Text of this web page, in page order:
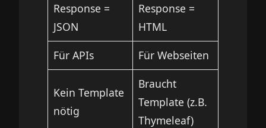
Response =
JSON
Response =
HTML
Für APIs
Für Webseiten
Kein Template
nötig
Braucht
Template (z.B.
Thymeleaf)